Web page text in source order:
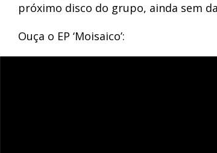
próximo disco do grupo, ainda sem
Ouça o EP ‘Moisaico’: